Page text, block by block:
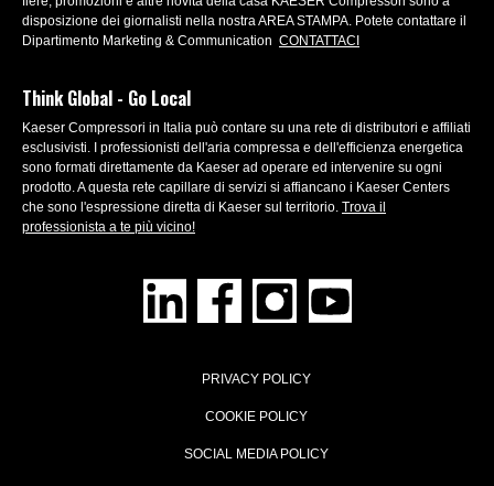
disposizione dei giornalisti nella nostra AREA STAMPA. Potete contattare il
Dipartimento Marketing & Communication CONTATTACI
Think Global - Go Local
Kaeser Compressori in Italia può contare su una rete di distributori e affiliati
esclusivisti. I professionisti dell'aria compressa e dell'efficienza energetica
sono formati direttamente da Kaeser ad operare ed intervenire su ogni
prodotto. A questa rete capillare di servizi si affiancano i Kaeser Centers
che sono l'espressione diretta di Kaeser sul territorio. Trova il
professionista a te più vicino!
PRIVACY POLICY
COOKIE POLICY
SOCIAL MEDIA POLICY